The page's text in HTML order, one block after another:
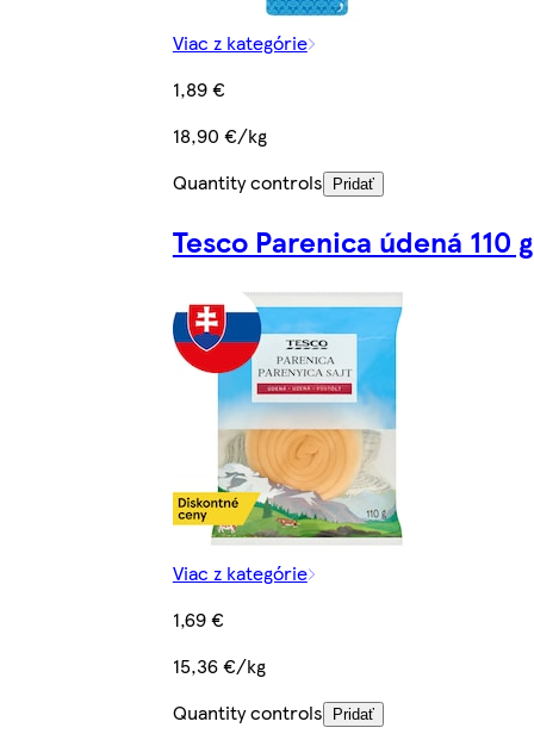
Viac z kategórie
1,89 €
18,90 €/kg
Quantity controls
Pridať
Tesco Parenica údená 110 g
Viac z kategórie
1,69 €
15,36 €/kg
Quantity controls
Pridať